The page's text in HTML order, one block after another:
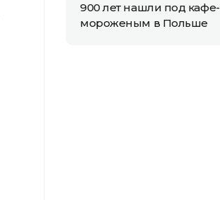
900 лет нашли под кафе-
мороженым в Польше